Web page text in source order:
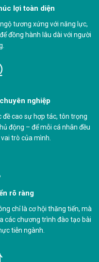
lợi toàn diện
tương xứng với năng lực,
đồng hành lâu dài với người
nghiệp
đề cao sự hợp tác, tôn trọng
động – để mỗi cá nhân đều
trò của mình.
rõ ràng
chỉ là cơ hội thăng tiến, mà
các chương trình đào tạo bài
tiễn ngành.